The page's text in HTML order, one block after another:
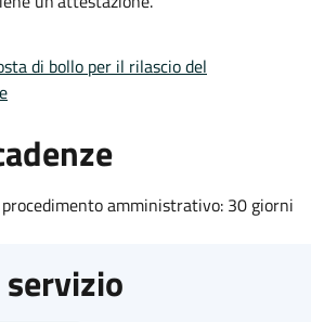
di bollo per il rilascio del
amministrativo: 30 giorni